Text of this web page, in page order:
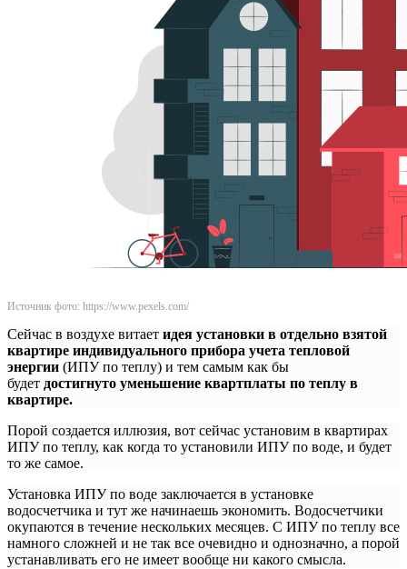
Источник фото: https://www.pexels.com/
Сейчас в воздухе витает идея установки в отдельно взятой
квартире индивидуального прибора учета тепловой
энергии (ИПУ по теплу) и тем самым как бы
будет достигнуто уменьшение квартплаты по теплу в
квартире.
Порой создается иллюзия, вот сейчас установим в квартирах
ИПУ по теплу, как когда то установили ИПУ по воде, и будет
то же самое.
Установка ИПУ по воде заключается в установке
водосчетчика и тут же начинаешь экономить. Водосчетчики
окупаются в течение нескольких месяцев. С ИПУ по теплу все
намного сложней и не так все очевидно и однозначно, а порой
устанавливать его не имеет вообще ни какого смысла.